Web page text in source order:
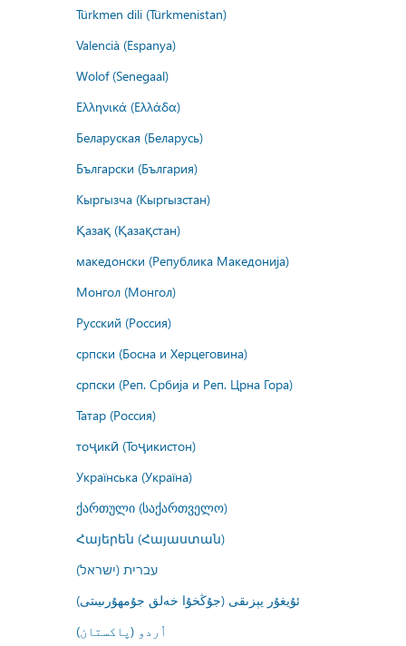
Türkmen dili (Türkmenistan)
Valencià (Espanya)
Wolof (Senegaal)
Ελληνικά (Ελλάδα)
Беларуская (Беларусь)
Български (България)
Кыргызча (Кыргызстан)
Қазақ (Қазақстан)
македонски (Република Македонија)
Монгол (Монгол)
Русский (Россия)
српски (Босна и Херцеговина)
српски (Реп. Србија и Реп. Црна Гора)
Татар (Россия)
тоҷикӣ (Тоҷикистон)
Українська (Україна)
ქართული (საქართველო)
Հայերեն (Հայաստան)
עברית (ישראל)
ئۇيغۇر يېزىقى (جۇڭخۇا خەلق جۇمھۇرىيىتى)
اُردو (پاکستان)